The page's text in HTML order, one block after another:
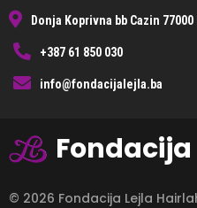
Donja Koprivna bb Cazin
+387 61 850 030
info@fondacijalejla.ba
Fondacija
© 2026 Fondacija Lejla